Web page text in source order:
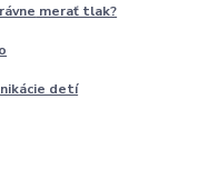
merať tlak?
detí